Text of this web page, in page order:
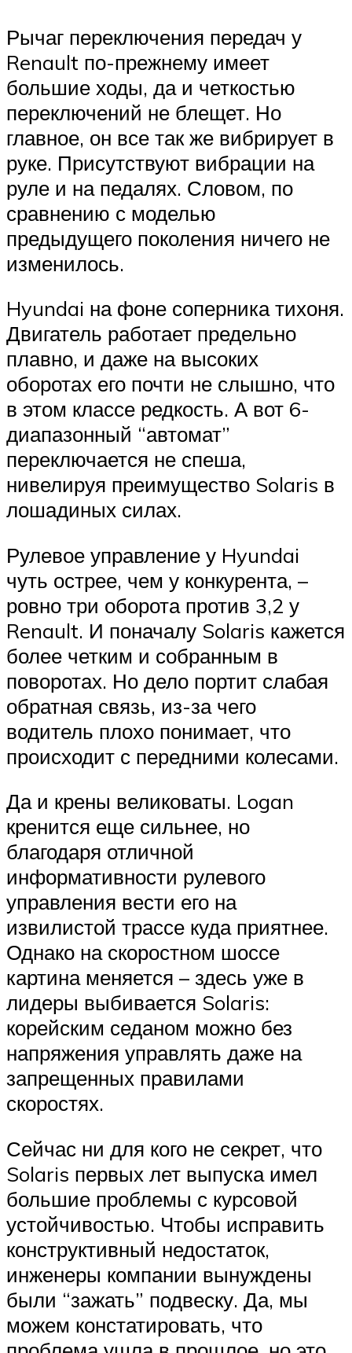
Рычаг переключения передач у
Renault по-прежнему имеет
большие ходы, да и четкостью
переключений не блещет. Но
главное, он все так же вибрирует в
руке. Присутствуют вибрации на
руле и на педалях. Словом, по
сравнению с моделью
предыдущего поколения ничего не
изменилось.
Hyundai на фоне соперника тихоня.
Двигатель работает предельно
плавно, и даже на высоких
оборотах его почти не слышно, что
в этом классе редкость. А вот 6-
диапазонный “автомат”
переключается не спеша,
нивелируя преимущество Solaris в
лошадиных силах.
Рулевое управление у Hyundai
чуть острее, чем у конкурента, –
ровно три оборота против 3,2 у
Renault. И поначалу Solaris кажется
более четким и собранным в
поворотах. Но дело портит слабая
обратная связь, из-за чего
водитель плохо понимает, что
происходит с передними колесами.
Да и крены великоваты. Logan
кренится еще сильнее, но
благодаря отличной
информативности рулевого
управления вести его на
извилистой трассе куда приятнее.
Однако на скоростном шоссе
картина меняется – здесь уже в
лидеры выбивается Solaris:
корейским седаном можно без
напряжения управлять даже на
запрещенных правилами
скоростях.
Сейчас ни для кого не секрет, что
Solaris первых лет выпуска имел
большие проблемы с курсовой
устойчивостью. Чтобы исправить
конструктивный недостаток,
инженеры компании вынуждены
были “зажать” подвеску. Да, мы
можем констатировать, что